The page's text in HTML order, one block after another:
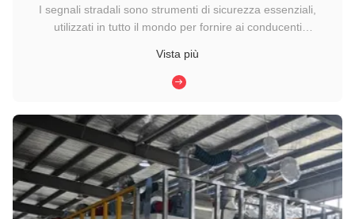
I segnali stradali sono strumenti di sicurezza essenziali,
utilizzati in tutto il mondo per fornire ai conducenti
i segnali stradali? I segnali stradali moderni sono costituiti
principalmente dapannelli di alluminio, fogli riflettenti ...
Vista più